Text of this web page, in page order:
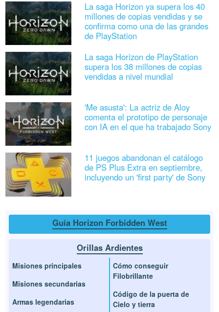
La saga Horizon ya supera los 40
millones de copias vendidas y se
confirma como una de las grandes
de PlayStation
La saga Horizon de PlayStation
supera los 38 millones de copias
vendidas a nivel mundial
'Me asusta': La actriz de Aloy
comenta el prototipo de personaje
con IA en el que ha trabajado Sony
11 juegos abandonan el catálogo
de PS Plus Extra en septiembre,
incluyendo un 'first party' de Sony
Guía Horizon Forbidden West
Orillas Ardientes
Misiones principales
Misiones secundarias
Armas legendarias
Cómo conseguir
Filobrillante
Código de la puerta de
Cielo y tierra